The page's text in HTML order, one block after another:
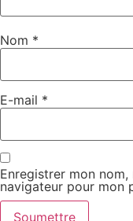
Nom *
E-mail *
Enregistrer mon
navigateur pour mon